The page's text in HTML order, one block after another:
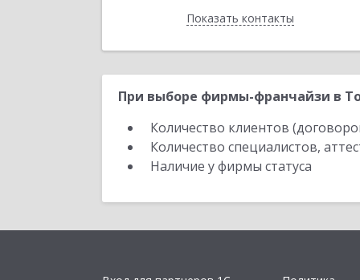
Показать контакты
Назад
При выборе фирмы-франчайзи в
Количество клиентов
Количество специалистов,
Наличие у фирмы статуса